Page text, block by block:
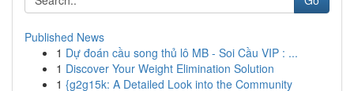
Published News
1 Dự đoán cầu song thủ lô MB - Soi Cầu VIP : ...
1 Discover Your Weight Elimination Solution
1 {g2g15k: A Detailed Look into the Community